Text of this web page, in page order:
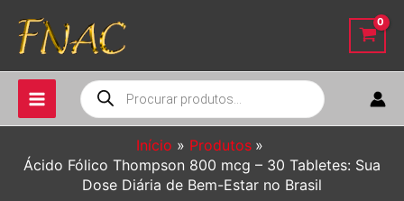
para
conteúdo
Pesquisar
produtos
Início
Produtos
Ácido Fólico Thompson 800 mcg – 30 Tabletes: Sua
Dose Diária de Bem-Estar no Brasil